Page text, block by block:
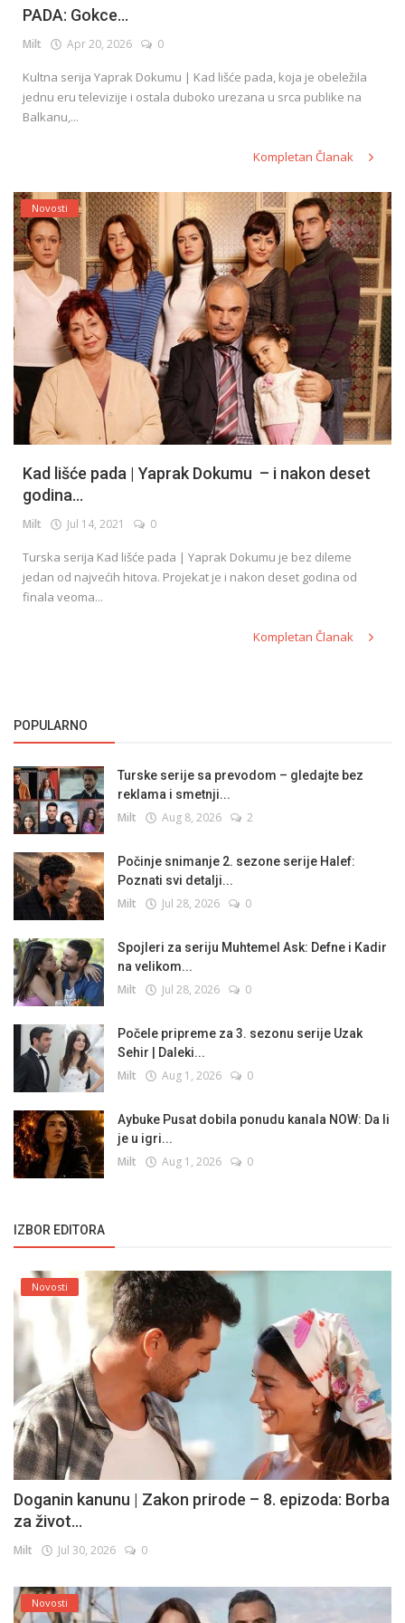
PADA: Gokce...
Milt Apr 20, 2026 0
Kultna serija Yaprak Dokumu | Kad lišće pada, koja je obeležila
jednu eru televizije i ostala duboko urezana u srca publike na
Balkanu,...
Kompletan Članak
Novosti
Kad lišće pada | Yaprak Dokumu – i nakon deset
godina...
Milt Jul 14, 2021 0
Turska serija Kad lišće pada | Yaprak Dokumu je bez dileme
jedan od najvećih hitova. Projekat je i nakon deset godina od
finala veoma...
Kompletan Članak
POPULARNO
Turske serije sa prevodom – gledajte bez
reklama i smetnji...
Milt Aug 8, 2026 2
Počinje snimanje 2. sezone serije Halef:
Poznati svi detalji...
Milt Jul 28, 2026 0
Spojleri za seriju Muhtemel Ask: Defne i Kadir
na velikom...
Milt Jul 28, 2026 0
Počele pripreme za 3. sezonu serije Uzak
Sehir | Daleki...
Milt Aug 1, 2026 0
Aybuke Pusat dobila ponudu kanala NOW: Da li
je u igri...
Milt Aug 1, 2026 0
IZBOR EDITORA
Novosti
Doganin kanunu | Zakon prirode – 8. epizoda: Borba
za život...
Milt Jul 30, 2026 0
Novosti